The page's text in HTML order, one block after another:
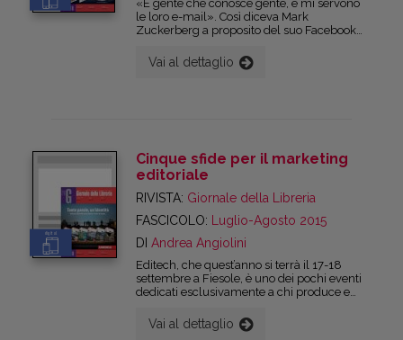
«È gente che conosce gente, e mi servono
le loro e-mail». Così diceva Mark
Zuckerberg a proposito del suo Facebook
primi e tumultuosi anni del social che ha
completamente rivoluzionato il concetto di
imprescindibile per tutti coloro che si
occupano di comunicazione e marketing.
Vai al dettaglio
digital
Cinque sfide per il marketing
editoriale
RIVISTA: Giornale della Libreria
FASCICOLO:
Luglio-Agosto 2015
DI Andrea Angiolini
Editech, che quest’anno si terrà il 17-18
settembre a Fiesole, è uno dei pochi eventi
dedicati esclusivamente a chi produce e
passata edizione il focus è stato sul processo
a monte – convinti che il modo in cui si
Vai al dettaglio